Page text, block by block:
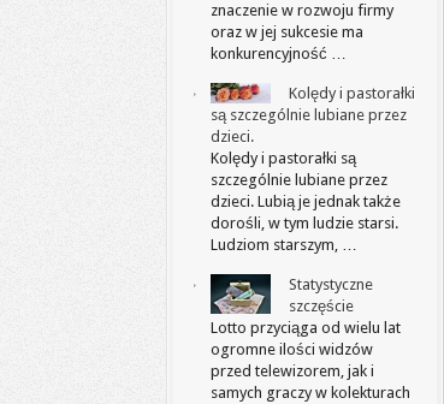
znaczenie w rozwoju firmy
oraz w jej sukcesie ma
konkurencyjność …
Kolędy i pastorałki
są szczególnie lubiane przez
dzieci.
Kolędy i pastorałki są
szczególnie lubiane przez
dzieci. Lubią je jednak także
dorośli, w tym ludzie starsi.
Ludziom starszym, …
Statystyczne
szczęście
Lotto przyciąga od wielu lat
ogromne ilości widzów
przed telewizorem, jak i
samych graczy w kolekturach